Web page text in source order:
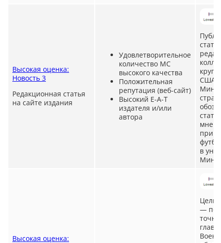
Высокая оценка:
Новость 3
Редакционная статья
на сайте издания
Удовлетворительное
количество MC
высокого качества
Положительная
репутация (веб-сайт)
Высокий E-A-T
издателя и/или
автора
США
в
Высокая оценка:
Цель
—